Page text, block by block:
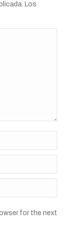
Los
for the next